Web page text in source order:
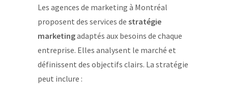
Les agences de marketing à Montréal
proposent des services de stratégie
marketingadaptés aux besoins de chaque
entreprise. Elles analysent le marché et
définissent des objectifs clairs. La stratégie
peut inclure :